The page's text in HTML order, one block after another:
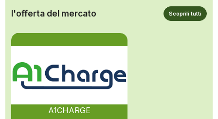
l'offerta del mercato Scoprili tutti
A1CHARGE